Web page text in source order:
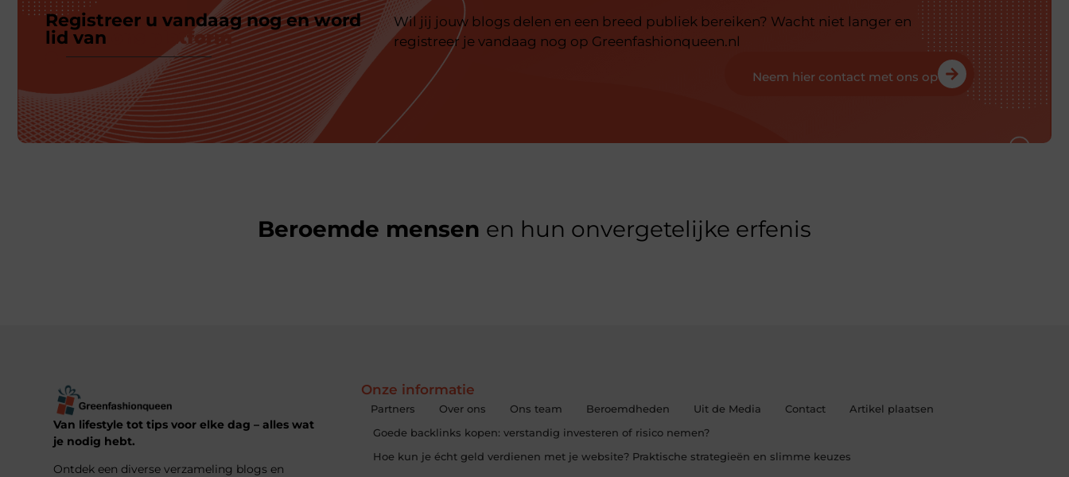
Registreer u vandaag nog en word
lid van
ons platform
Wil jij jouw blogs delen en een breed publiek bereiken? Wacht niet langer en
registreer je vandaag nog op Greenfashionqueen.nl
Neem hier contact met ons op
Beroemde mensen en hun onvergetelijke erfenis
Van lifestyle tot tips voor elke dag – alles wat
je nodig hebt.
Ontdek een diverse verzameling blogs en
Onze informatie
Partners Over ons Ons team Beroemdheden Uit de Media Contact
Artikel plaatsen
Goede backlinks kopen: verstandig investeren of risico nemen?
Hoe kun je écht geld verdienen met je website? Praktische strategieën en slimme keuzes